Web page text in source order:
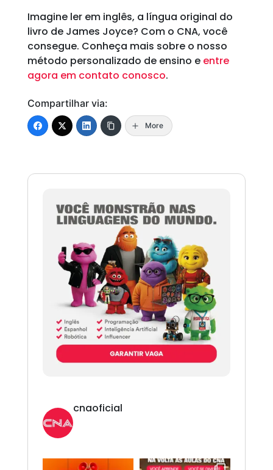
Imagine ler em inglês, a língua original do
livro de James Joyce? Com o CNA, você
consegue. Conheça mais sobre o nosso
método personalizado de ensino eentre
agora em contato conosco.
Compartilhar via:
More
cnaoficial
Novo CNA. Vem com tudo!
Espanhol, Programação, Robótica, IA e